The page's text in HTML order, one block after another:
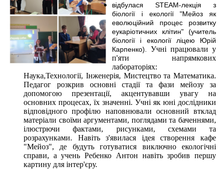
відбулася STEAM-лекція з
біології і екології "Мейоз як
еволюційний процес розвитку
еукаріотичних клітин" (учитель
біології і екології ліцею Юрій
Карпенко). Учні працювали у
п'яти напрямкових
лабораторіях:
Наука,Технології, Інженерія, Мистецтво та Математика.
Педагог розкрив основні стадії та фази мейозу за
допомогою презентації, акцентувавши увагу на
основних процесах, їх значенні. Учні як юні дослідники
відповідного профілю наповнювали основний втклад
матеріали своїми аргументами, поглядами та баченнями,
ілюстрючи фактами, рисунками, схемами та
розрахунками. Навіть з'явилася ідея створення кафе
"Мейоз", де будуть готуватися виключно екологічні
справи, а учень Ребенко Антон навіть зробив першу
картину для інтер'єру.